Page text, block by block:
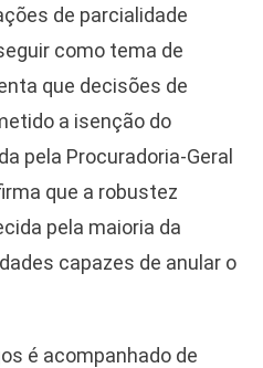
de parcialidade
como tema de
que decisões de
a isenção do
pela Procuradoria-Geral
que a robustez
pela maioria da
capazes de anular o
é acompanhado de